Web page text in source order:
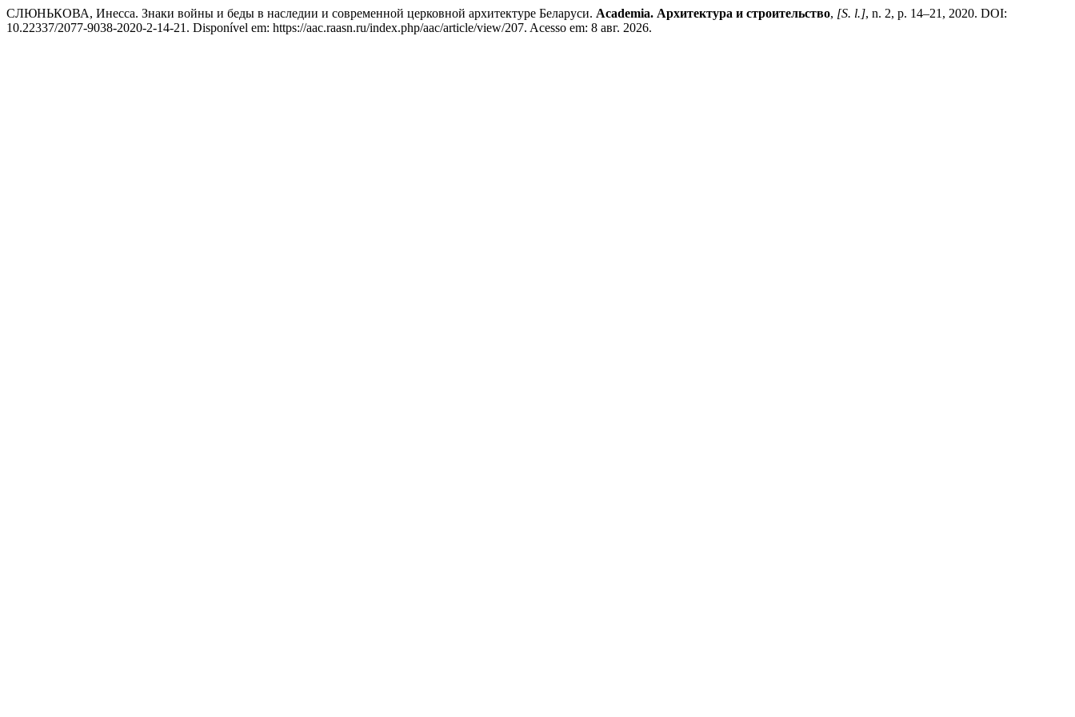
СЛЮНЬКОВА, Инесса. Знаки войны и беды в наследии и современной церковной архитектуре Беларуси. Academia. Архитектура и строительство, [S. l.], n. 2, p. 14–21, 2020. DOI:
10.22337/2077-9038-2020-2-14-21. Disponível em: https://aac.raasn.ru/index.php/aac/article/view/207. Acesso em: 8 авг. 2026.